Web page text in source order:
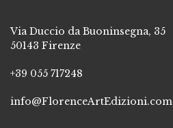
Via Duccio da Buoninsegna, 35
50143 Firenze
+39 055 717248
info@FlorenceArtEdizioni.com